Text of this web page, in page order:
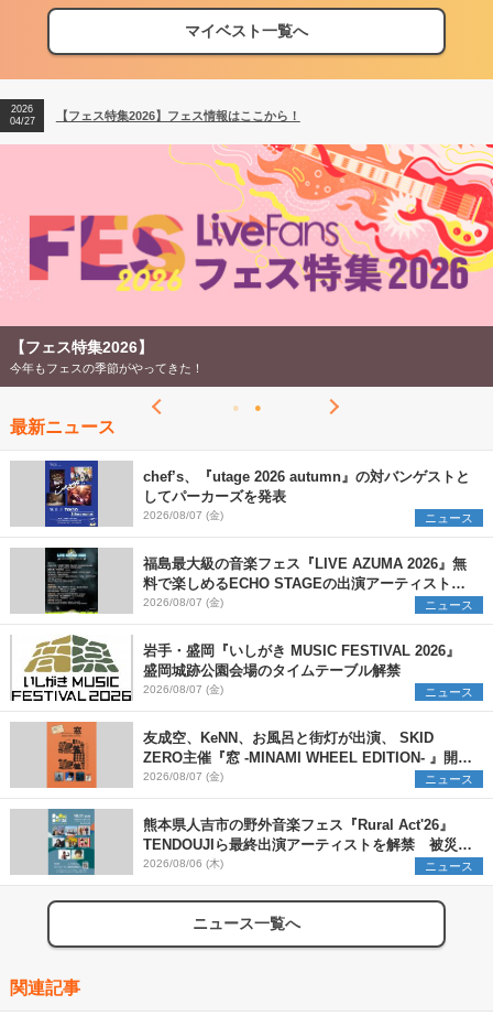
マイベスト一覧へ
【フェス特集2026】フェス情報はここから！
【ライブ動員ランキング】2026年上半期編発表！
2026
04/27
【フェス特集2026】フェス情報はここから！
2026
【ライブ動員ランキング】2026年上半期編発表！
【フェス特集2026】
今年もフェスの季節がやってきた！
最新ニュース
chef’s、『utage 2026 autumn』の対バンゲストと
してパーカーズを発表
2026/08/07 (金) ニュース
福島最大級の音楽フェス『LIVE AZUMA 2026』無
料で楽しめるECHO STAGEの出演アーティストを
発表
2026/08/07 (金) ニュース
岩手・盛岡『いしがき MUSIC FESTIVAL 2026』
盛岡城跡公園会場のタイムテーブル解禁
2026/08/07 (金) ニュース
友成空、KeNN、お風呂と街灯が出演、 SKID
ZERO主催『窓 -MINAMI WHEEL EDITION- 』開催
決定
2026/08/07 (金) ニュース
熊本県人吉市の野外音楽フェス『Rural Act'26』
TENDOUJIら最終出演アーティストを解禁 被災地
支援プロジェクトの始動も発表
2026/08/06 (木) ニュース
ニュース一覧へ
関連記事